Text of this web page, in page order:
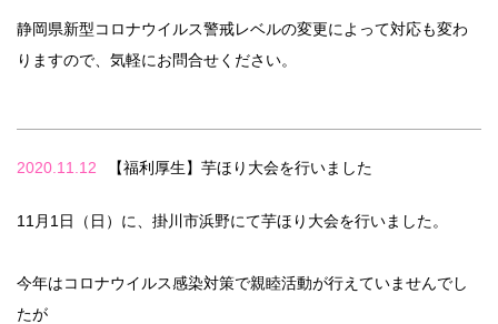
静岡県新型コロナウイルス警戒レベルの変更によって対応も変わ
りますので、気軽にお問合せください。
2020.11.12 【福利厚生】芋ほり大会を行いました
11月1日（日）に、掛川市浜野にて芋ほり大会を行いました。
今年はコロナウイルス感染対策で親睦活動が行えていませんでし
たが